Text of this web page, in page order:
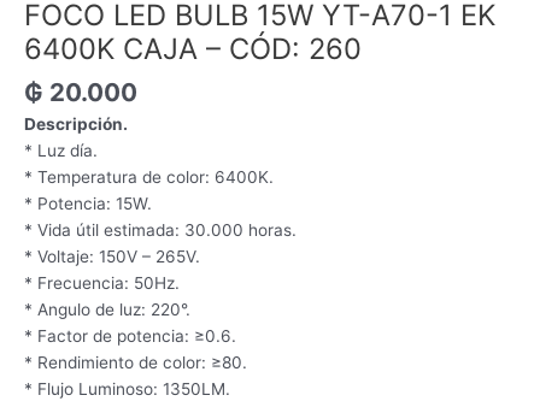
FOCO LED BULB 15W YT-A70-1 EK
6400K CAJA – CÓD: 260
₲ 20.000
Descripción.
* Luz día.
* Temperatura de color: 6400K.
* Potencia: 15W.
* Vida útil estimada: 30.000 horas.
* Voltaje: 150V – 265V.
* Frecuencia: 50Hz.
* Angulo de luz: 220°.
* Factor de potencia: ≥0.6.
* Rendimiento de color: ≥80.
* Flujo Luminoso: 1350LM.